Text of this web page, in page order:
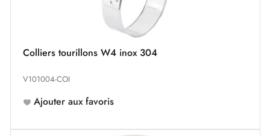
Colliers tourillons W4 inox 304
V101004-COI
Ajouter aux favoris